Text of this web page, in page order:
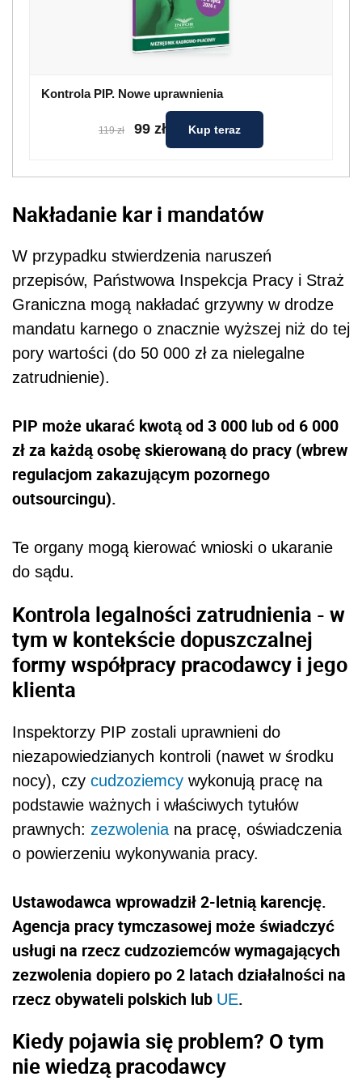
Kontrola PIP. Nowe uprawnienia
119 zł 99 zł Kup teraz
Nakładanie kar i mandatów
W przypadku stwierdzenia naruszeń
przepisów, Państwowa Inspekcja Pracy i Straż
Graniczna mogą nakładać grzywny w drodze
mandatu karnego o znacznie wyższej niż do tej
pory wartości (do 50 000 zł za nielegalne
zatrudnienie).
PIP może ukarać kwotą od 3 000 lub od 6 000
zł za każdą osobę skierowaną do pracy (wbrew
regulacjom zakazującym pozornego
outsourcingu).
Te organy mogą kierować wnioski o ukaranie
do sądu.
Kontrola legalności zatrudnienia - w
tym w kontekście dopuszczalnej
formy współpracy pracodawcy i jego
klienta
Inspektorzy PIP zostali uprawnieni do
niezapowiedzianych kontroli (nawet w środku
nocy), czy cudzoziemcy wykonują pracę na
podstawie ważnych i właściwych tytułów
prawnych: zezwolenia na pracę, oświadczenia
o powierzeniu wykonywania pracy.
Ustawodawca wprowadził 2-letnią karencję.
Agencja pracy tymczasowej może świadczyć
usługi na rzecz cudzoziemców wymagających
zezwolenia dopiero po 2 latach działalności na
rzecz obywateli polskich lub UE.
Kiedy pojawia się problem? O tym
nie wiedzą pracodawcy